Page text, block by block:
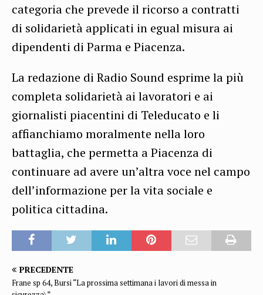
categoria che prevede il ricorso a contratti
di solidarietà applicati in egual misura ai
dipendenti di Parma e Piacenza.
La redazione di Radio Sound esprime la più
completa solidarietà ai lavoratori e ai
giornalisti piacentini di Teleducato e li
affianchiamo moralmente nella loro
battaglia, che permetta a Piacenza di
continuare ad avere un’altra voce nel campo
dell’informazione per la vita sociale e
politica cittadina.
PRECEDENTE
Frane sp 64, Bursi “La prossima settimana i lavori di messa in